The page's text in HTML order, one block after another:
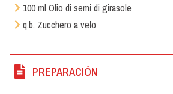
100 ml Olio di semi di girasole
q.b. Zucchero a velo
PREPARACIÓN